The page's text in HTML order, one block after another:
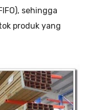
sehingga
produk yang